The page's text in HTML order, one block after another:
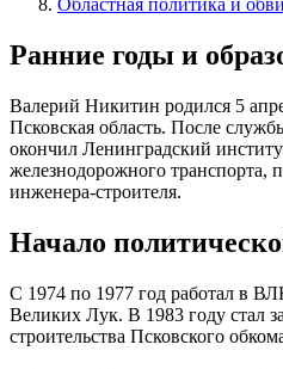
Областная политика и
Ранние годы и
Валерий Никитин родился 5
Псковская область. После
окончил Ленинградский
железнодорожного транспорта,
инженера-строителя.
Начало
С 1974 по 1977 год работал в
Великих Лук. В 1983 году стал
строительства Псковского